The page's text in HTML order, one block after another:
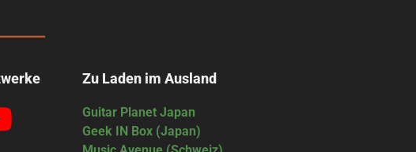
Zu Laden im Ausland
Guitar Planet Japan
Geek IN Box (Japan)